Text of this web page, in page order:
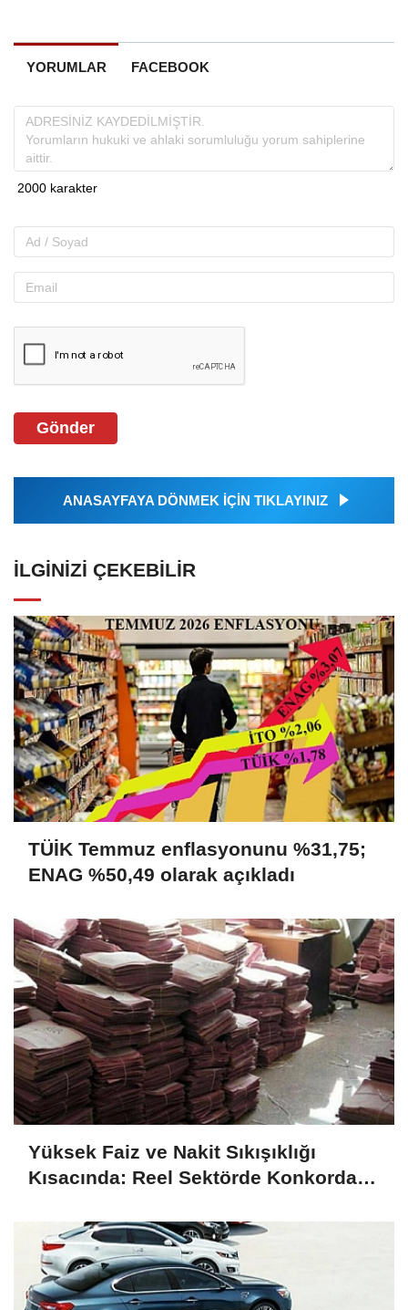
YORUMLAR FACEBOOK
Gönder
ANASAYFAYA DÖNMEK İÇİN TIKLAYINIZ
İLGINIZI ÇEKEBILIR
TÜİK Temmuz enflasyonunu %31,75;
ENAG %50,49 olarak açıkladı
Yüksek Faiz ve Nakit Sıkışıklığı
Kısacında: Reel Sektörde Konkordato